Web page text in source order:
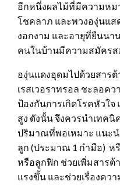
อีกหนึ่งผลไม้ที่มีความหม
โชคลาภ และพวงองุ่นแส
งอกงาม และอายุที่ยืนนา
คนในบ้านมีความสมัครส
องุ่นแดงอุดมไปด้วยสาร
เรสเวอราทรอล ชะลอค
ป้องกันการเกิดโรคหัวใ
สูง ดังนั้น จึงควรนำเทคนิ
ปริมาณที่พอเหมาะ แนะน
ลูก (ประมาณ 1 กำมือ) ห
หรือลูกฟิก ช่วยเพิ่มสารต้
แรงขึ้น และช่วยเรื่องคว